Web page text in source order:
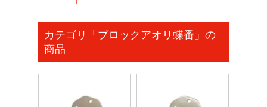
カテゴリ「ブロックアオリ蝶番」の
商品